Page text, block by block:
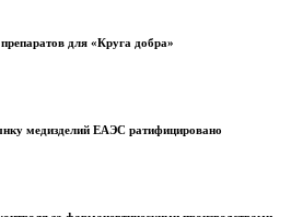
для «Круга добра»
медизделий ЕАЭС ратифицировано